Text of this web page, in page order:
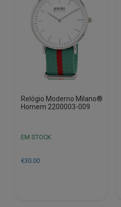
Relógio Moderno Milano®
Homem 2200003-009
EM STOCK
€30.00